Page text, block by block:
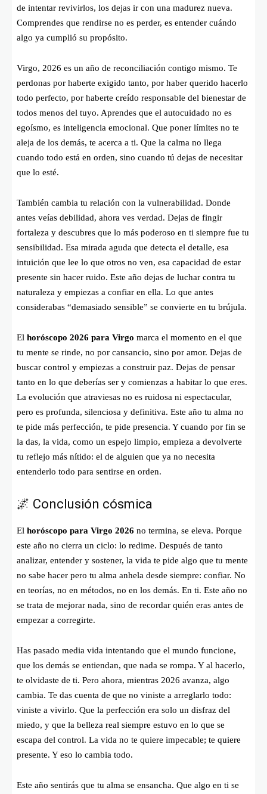
de intentar revivirlos, los dejas ir con una madurez nueva.
Comprendes que rendirse no es perder, es entender cuándo
algo ya cumplió su propósito.
Virgo, 2026 es un año de reconciliación contigo mismo. Te
perdonas por haberte exigido tanto, por haber querido hacerlo
todo perfecto, por haberte creído responsable del bienestar de
todos menos del tuyo. Aprendes que el autocuidado no es
egoísmo, es inteligencia emocional. Que poner límites no te
aleja de los demás, te acerca a ti. Que la calma no llega
cuando todo está en orden, sino cuando tú dejas de necesitar
que lo esté.
También cambia tu relación con la vulnerabilidad. Donde
antes veías debilidad, ahora ves verdad. Dejas de fingir
fortaleza y descubres que lo más poderoso en ti siempre fue tu
sensibilidad. Esa mirada aguda que detecta el detalle, esa
intuición que lee lo que otros no ven, esa capacidad de estar
presente sin hacer ruido. Este año dejas de luchar contra tu
naturaleza y empiezas a confiar en ella. Lo que antes
considerabas “demasiado sensible” se convierte en tu brújula.
El horóscopo 2026 para Virgo marca el momento en el que
tu mente se rinde, no por cansancio, sino por amor. Dejas de
buscar control y empiezas a construir paz. Dejas de pensar
tanto en lo que deberías ser y comienzas a habitar lo que eres.
La evolución que atraviesas no es ruidosa ni espectacular,
pero es profunda, silenciosa y definitiva. Este año tu alma no
te pide más perfección, te pide presencia. Y cuando por fin se
la das, la vida, como un espejo limpio, empieza a devolverte
tu reflejo más nítido: el de alguien que ya no necesita
entenderlo todo para sentirse en orden.
🌌 Conclusión cósmica
El horóscopo para Virgo 2026 no termina, se eleva. Porque
este año no cierra un ciclo: lo redime. Después de tanto
analizar, entender y sostener, la vida te pide algo que tu mente
no sabe hacer pero tu alma anhela desde siempre: confiar. No
en teorías, no en métodos, no en los demás. En ti. Este año no
se trata de mejorar nada, sino de recordar quién eras antes de
empezar a corregirte.
Has pasado media vida intentando que el mundo funcione,
que los demás se entiendan, que nada se rompa. Y al hacerlo,
te olvidaste de ti. Pero ahora, mientras 2026 avanza, algo
cambia. Te das cuenta de que no viniste a arreglarlo todo:
viniste a vivirlo. Que la perfección era solo un disfraz del
miedo, y que la belleza real siempre estuvo en lo que se
escapa del control. La vida no te quiere impecable; te quiere
presente. Y eso lo cambia todo.
Este año sentirás que tu alma se ensancha. Que algo en ti se